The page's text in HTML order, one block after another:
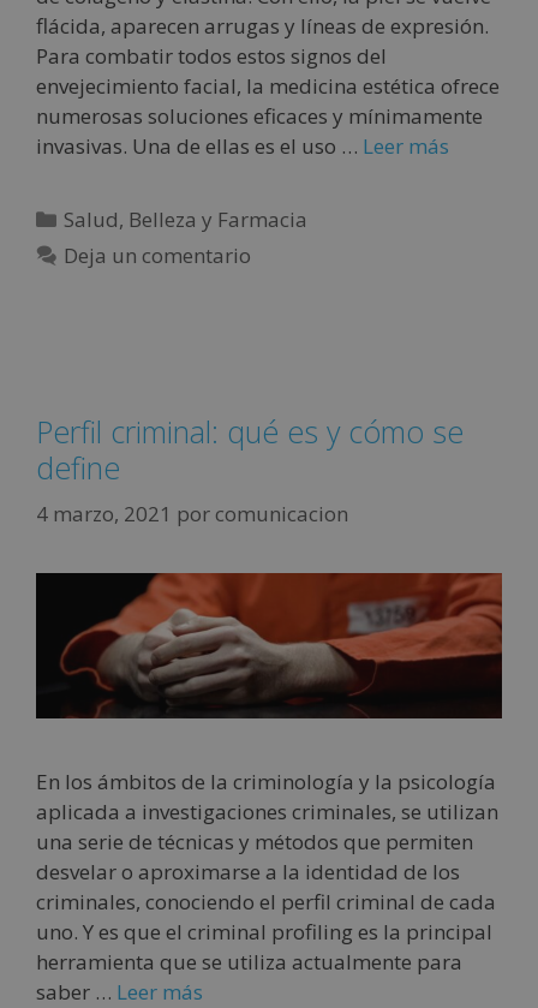
flácida, aparecen arrugas y líneas de expresión.
Para combatir todos estos signos del
envejecimiento facial, la medicina estética ofrece
numerosas soluciones eficaces y mínimamente
invasivas. Una de ellas es el uso … Leer más
Salud, Belleza y Farmacia
Deja un comentario
Perfil criminal: qué es y cómo se
define
4 marzo, 2021 por comunicacion
En los ámbitos de la criminología y la psicología
aplicada a investigaciones criminales, se utilizan
una serie de técnicas y métodos que permiten
desvelar o aproximarse a la identidad de los
criminales, conociendo el perfil criminal de cada
uno. Y es que el criminal profiling es la principal
herramienta que se utiliza actualmente para
saber … Leer más